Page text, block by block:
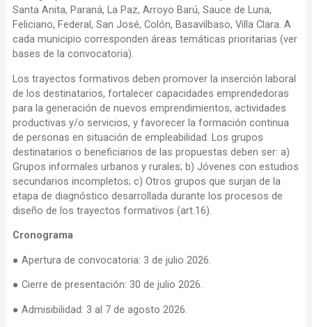
Santa Anita, Paraná, La Paz, Arroyo Barú, Sauce de Luna,
Feliciano, Federal, San José, Colón, Basavilbaso, Villa Clara. A
cada municipio corresponden áreas temáticas prioritarias (ver
bases de la convocatoria).
Los trayectos formativos deben promover la inserción laboral
de los destinatarios, fortalecer capacidades emprendedoras
para la generación de nuevos emprendimientos, actividades
productivas y/o servicios, y favorecer la formación continua
de personas en situación de empleabilidad. Los grupos
destinatarios o beneficiarios de las propuestas deben ser: a)
Grupos informales urbanos y rurales; b) Jóvenes con estudios
secundarios incompletos; c) Otros grupos que surjan de la
etapa de diagnóstico desarrollada durante los procesos de
diseño de los trayectos formativos (art.16).
Cronograma
● Apertura de convocatoria: 3 de julio 2026.
● Cierre de presentación: 30 de julio 2026.
● Admisibilidad: 3 al 7 de agosto 2026.